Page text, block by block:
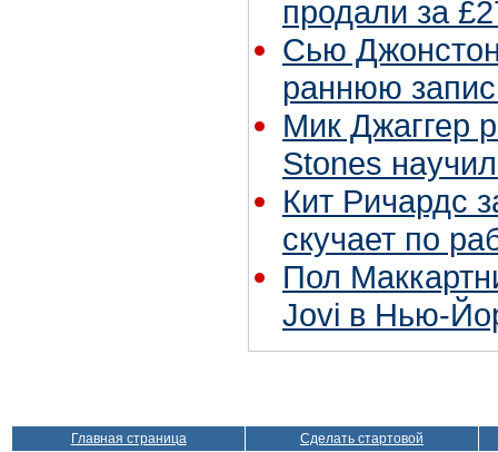
продали за
Сью
раннюю
Мик Джаггер
Stones
Кит Ричардс
скучает по
Пол
Jovi в Нью-
Главная страница Сделать стартовой